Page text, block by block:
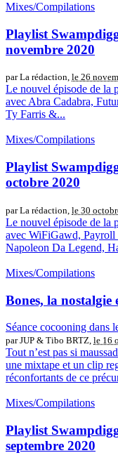
Mixes/Compilations
Playlist
novembre 2020
par La rédaction, le 26
Le nouvel épisode de la
avec Abra Cadabra,
Ty Farris &...
Mixes/Compilations
Playlist
octobre 2020
par La rédaction, le 30
Le nouvel épisode de la
avec WiFiGawd,
Napoleon Da Legend,
Mixes/Compilations
Bones, la nostalgie
Séance cocooning dans
par JUP & Tibo BRTZ, le 16
Tout n’est pas si
une mixtape et un clip
réconfortants de ce
Mixes/Compilations
Playlist
septembre 2020